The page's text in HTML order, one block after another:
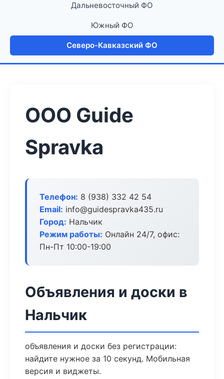
Дальневосточный ФО
Южный ФО
Северо-Кавказский ФО
ООО Guide
Spravka
Телефон: 8 (938) 332 42 54
Email: info@guidespravka435.ru
Город: Нальчик
Режим работы: Онлайн 24/7, офис:
Пн-Пт 10:00-19:00
Объявления и доски в
Нальчик
объявления и доски без регистрации:
найдите нужное за 10 секунд. Мобильная
версия и виджеты.